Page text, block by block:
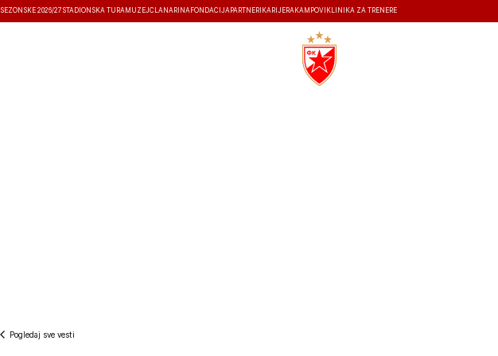
SEZONSKE 2026/27 STADIONSKA TURA MUZEJČLANARINA FONDACIJA PARTNERI KARIJERA KAMPOVI KLINIKA ZA TRENERE
Pogledaj sve vesti